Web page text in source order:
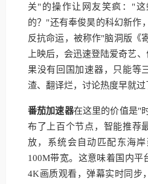
关"的操作让网友笑疯："
的？"还有奉俊昊的科幻新作
反抗命运，被称作"脑洞版《
上映后，会迅速登陆爱奇艺
果没有回国加速器，只能等
渣、翻译烂，讨论热度早就过
番茄加速器在这里的价值是"
布了上百个节点，智能推荐
放，系统会自动匹配东海
100M带宽。这意味着国内平
4K画质观看，弹幕实时同步